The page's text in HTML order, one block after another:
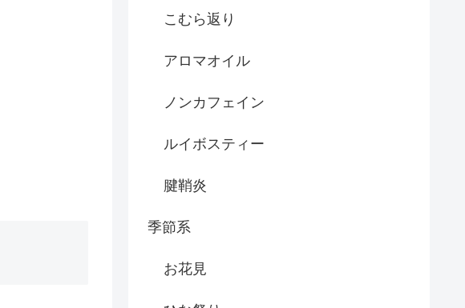
こむら返り
アロマオイル
ノンカフェイン
ルイボスティー
腱鞘炎
季節系
お花見